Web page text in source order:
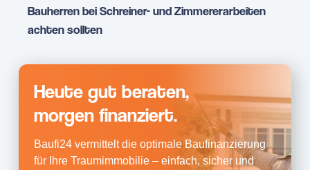
Bauherren bei Schreiner- und Zimmererarbeiten
achten sollten
Heute gut beraten,
morgen finanziert.
Baufi24 vermittelt die optimale Baufinanzierung
für Ihre Traumimmobilie – einfach, sicher und